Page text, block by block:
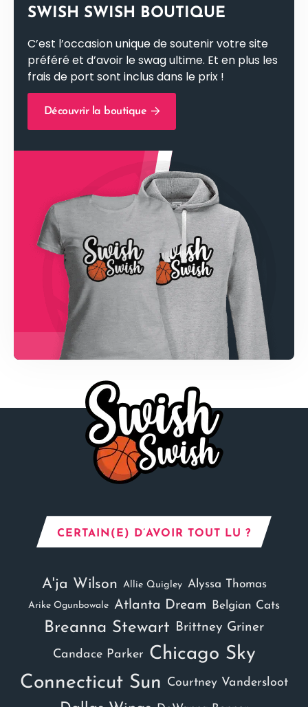
SWISH SWISH BOUTIQUE
C’est l’occasion unique de soutenir votre site
préféré et d’avoir le swag ultime. Et en plus les
frais de port sont inclus dans le prix !
Découvrir la boutique
CERTAIN(E) D’AVOIR TOUT LU ?
A'ja Wilson Allie Quigley Alyssa Thomas
Arike Ogunbowale Atlanta Dream Belgian Cats
Breanna Stewart Brittney Griner
Candace Parker Chicago Sky
Connecticut Sun
Courtney Vandersloot